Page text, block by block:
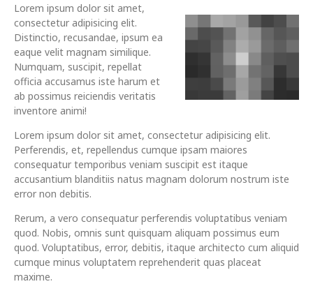
Lorem ipsum dolor sit amet,
consectetur adipisicing elit.
Distinctio, recusandae, ipsum ea
eaque velit magnam similique.
Numquam, suscipit, repellat
officia accusamus iste harum et
ab possimus reiciendis veritatis
inventore animi!
Lorem ipsum dolor sit amet, consectetur adipisicing elit.
Perferendis, et, repellendus cumque ipsam maiores
consequatur temporibus veniam suscipit est itaque
accusantium blanditiis natus magnam dolorum nostrum iste
error non debitis.
Rerum, a vero consequatur perferendis voluptatibus veniam
quod. Nobis, omnis sunt quisquam aliquam possimus eum
quod. Voluptatibus, error, debitis, itaque architecto cum aliquid
cumque minus voluptatem reprehenderit quas placeat
maxime.